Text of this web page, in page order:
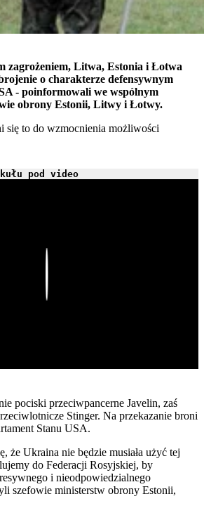
zagrożeniem, Litwa, Estonia i Łotwa
o charakterze defensywnym
- poinformowali we wspólnym
obrony Estonii, Litwy i Łotwy.
się to do wzmocnienia możliwości
pod video
pociski przeciwpancerne Javelin, zaś
Stinger. Na przekazanie broni
Stanu USA.
że Ukraina nie będzie musiała użyć tej
do Federacji Rosyjskiej, by
i nieodpowiedzialnego
szefowie ministerstw obrony Estonii,